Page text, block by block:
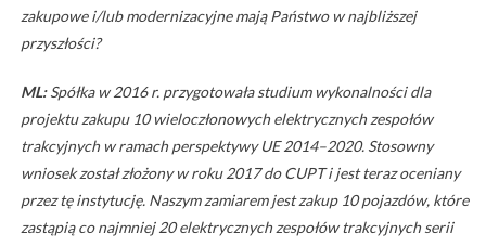
zakupowe i/lub modernizacyjne mają Państwo w najbliższej
przyszłości?
ML:Spółka w 2016 r. przygotowała studium wykonalności dla
projektu zakupu 10 wieloczłonowych elektrycznych zespołów
trakcyjnych w ramach perspektywy UE 2014–2020. Stosowny
wniosek został złożony w roku 2017 do CUPT i jest teraz oceniany
przez tę instytucję. Naszym zamiarem jest zakup 10 pojazdów, które
zastąpią co najmniej 20 elektrycznych zespołów trakcyjnych serii